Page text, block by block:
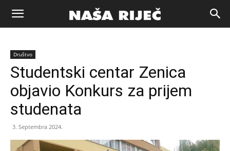
Naša
riječ
Zenica
Društvo
Studentski centar Zenica
objavio Konkurs za prijem
studenata
3. Septembra 2024.